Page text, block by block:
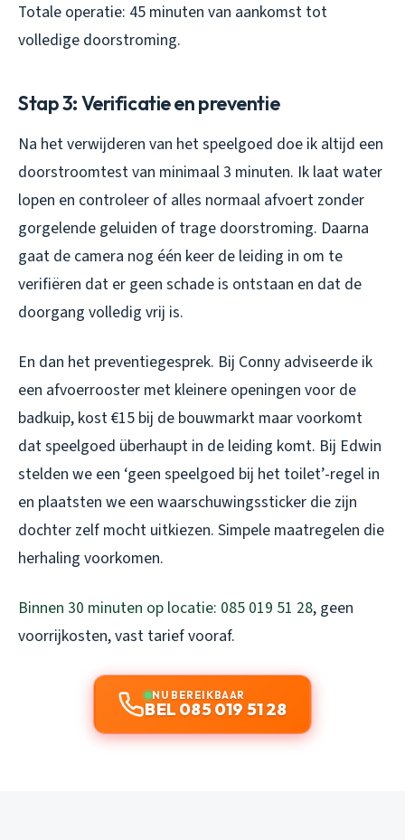
Totale operatie: 45 minuten van aankomst tot
volledige doorstroming.
Stap 3: Verificatie en preventie
Na het verwijderen van het speelgoed doe ik altijd een
doorstroomtest van minimaal 3 minuten. Ik laat water
lopen en controleer of alles normaal afvoert zonder
gorgelende geluiden of trage doorstroming. Daarna
gaat de camera nog één keer de leiding in om te
verifiëren dat er geen schade is ontstaan en dat de
doorgang volledig vrij is.
En dan het preventiegesprek. Bij Conny adviseerde ik
een afvoerrooster met kleinere openingen voor de
badkuip, kost €15 bij de bouwmarkt maar voorkomt
dat speelgoed überhaupt in de leiding komt. Bij Edwin
stelden we een ‘geen speelgoed bij het toilet’-regel in
en plaatsten we een waarschuwingssticker die zijn
dochter zelf mocht uitkiezen. Simpele maatregelen die
herhaling voorkomen.
Binnen 30 minuten op locatie: 085 019 51 28, geen
voorrijkosten, vast tarief vooraf.
NU BEREIKBAAR
BEL 085 019 51 28